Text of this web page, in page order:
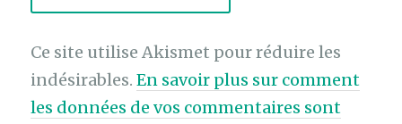
Ce site utilise Akismet pour réduire les
indésirables.En savoir plus sur comment
les données de vos commentaires sont